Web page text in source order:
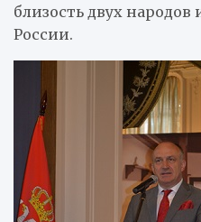
близость двух народов
России.